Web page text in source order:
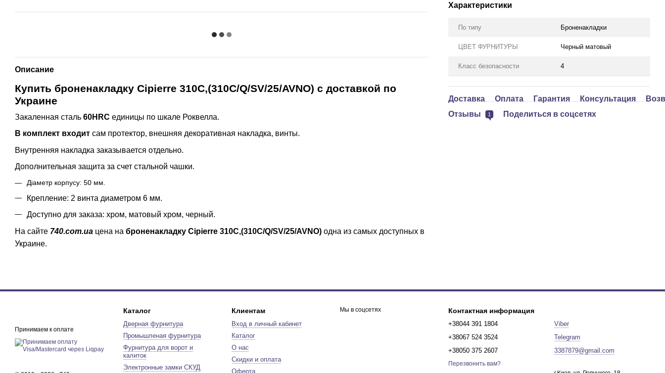
Описание
Купить броненакладку Cipierre 310С,(310C/Q/SV/25/AVNO) с доставкой по
Украине
Закаленная сталь 60HRC единицы по шкале Роквелла.
В комплект входит сам протектор, внешняя декоративная накладка, винты.
Внутренняя накладка заказывается отдельно.
Дополнительная защита за счет стальной чашки.
Діаметр корпусу: 50 мм.
Крепление: 2 винта диаметром 6 мм.
Доступно для заказа: хром, матовый хром, черный.
На сайте 740.com.ua цена на броненакладку Cipierre 310С,(310C/Q/SV/25/AVNO) одна из самых доступных в
Украине.
Характеристики
По типу Броненакладки
ЦВЕТ ФУРНИТУРЫ Черный матовый
Класс безопасности 4
Доставка Оплата Гарантия Консультация
Отзывы
1 Поделиться в соцсетях
Принимаем к оплате
Каталог
Дверная фурнитура
Промышленая фурнитура
Фурнитура для ворот и
калиток
Электронные замки СКУД
Клиентам
Вход в личный кабинет
Каталог
О нас
Скидки и оплата
Оферта
Мы в соцсетях Контактная информация
+38044 391 1804
+38067 524 3524
+38050 375 2607
Перезвонить вам?
Viber
Telegram
3387879@gmail.com